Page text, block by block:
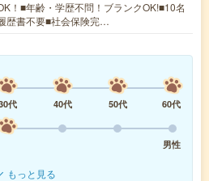
！■年齢・学歴不問！ブランクOK!■10名
歴書不要■社会保険完…
代 40代 50代
60代
男性
もっと見る